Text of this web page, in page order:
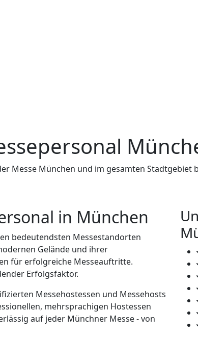
Messe München und im gesamten Stadtgebiet
in München
bedeutendsten Messestandorten
Gelände und ihrer
für erfolgreiche Messeauftritte.
Erfolgsfaktor.
Messehostessen und Messehosts
mehrsprachigen Hostessen
auf jeder Münchner Messe - von